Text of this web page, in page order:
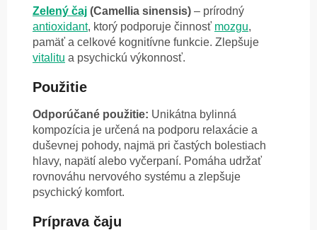
Zelený čaj (Camellia sinensis) – prírodný
antioxidant, ktorý podporuje činnosť mozgu,
pamäť a celkové kognitívne funkcie. Zlepšuje
vitalitu a psychickú výkonnosť.
Použitie
Odporúčané použitie: Unikátna bylinná
kompozícia je určená na podporu relaxácie a
duševnej pohody, najmä pri častých bolestiach
hlavy, napätí alebo vyčerpaní. Pomáha udržať
rovnováhu nervového systému a zlepšuje
psychický komfort.
Príprava čaju